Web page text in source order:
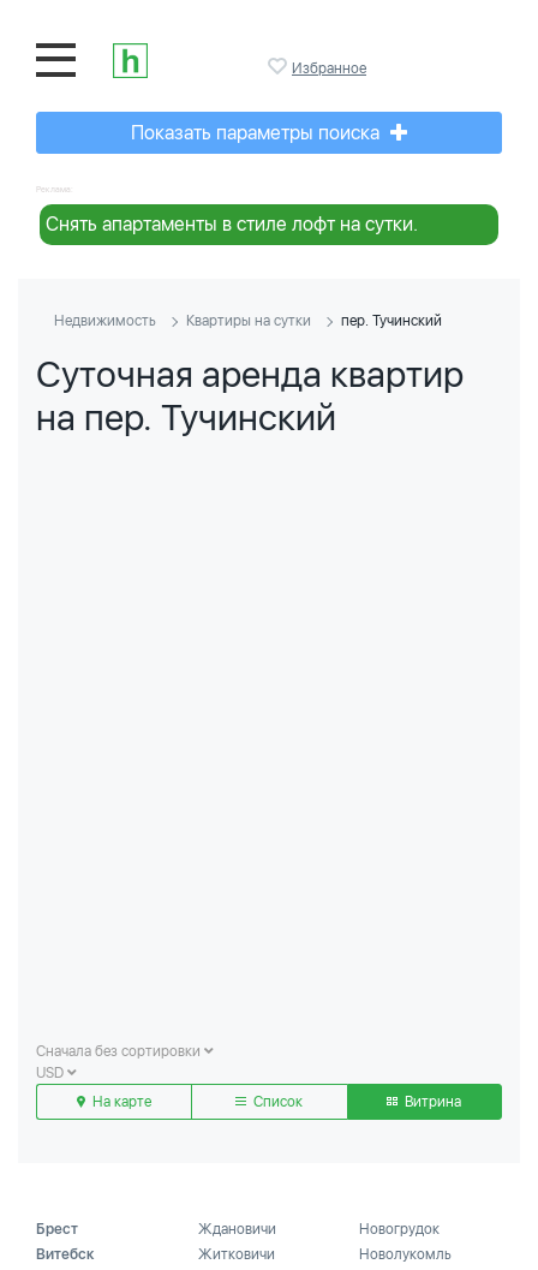
Избранное
Показать параметры поиска
Реклама:
Снять апартаменты в стиле лофт на сутки.
Недвижимость Квартиры на сутки пер. Тучинский
Суточная аренда квартир
на пер. Тучинский
Сначала без сортировки
USD
На карте
Список Витрина
Брест
Витебск
Ждановичи
Житковичи
Новогрудок
Новолукомль